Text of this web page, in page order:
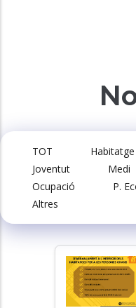
TOT Habitatge
Joventut
Medi
Ocupació
P.
Altres